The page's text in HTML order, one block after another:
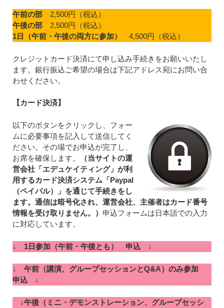
午前の部 2,500円（税込）
午後の部 2,500円（税込）
1日（午前・午後の両方に参加）
4,500円（税込）
クレジットカード決済にて申し込み手続きをお願いいたし
ます。銀行振込ご希望の場合は下記アドレス宛にお問い合
わせください。
【カード決済】
以下のボタンをクリックし、フォー
ムに必要事項を記入して送信してく
ださい。その場でお申込が完了し、
お席を確保します。
（当サイトの運
営会社「エデュケイティング」が利
用するカード決済システム「Paypal
（ペイパル）」を通じて手続きをし
ます。通信は暗号化され、運営会社、主催者はカード番号
情報を受け取りません。） 申込フォームは日本語での入力
に対応しています。
↓ 1日参加（午前・午後とも） 申込 ↓
↓午前（講演、グループセッションとQ&A）のみ参加
申込 ↓
↓午後（ミニ・デモンストレーション、グループセッシ